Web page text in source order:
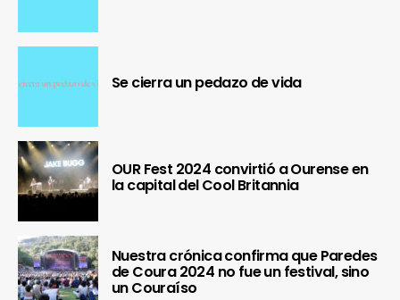
Se cierra un pedazo de vida
OUR Fest 2024 convirtió a Ourense en
la capital del Cool Britannia
Nuestra crónica confirma que Paredes
de Coura 2024 no fue un festival, sino
un Couraíso